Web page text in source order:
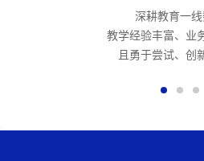
深耕教育一
教学经验丰富、业
且勇于尝试、创